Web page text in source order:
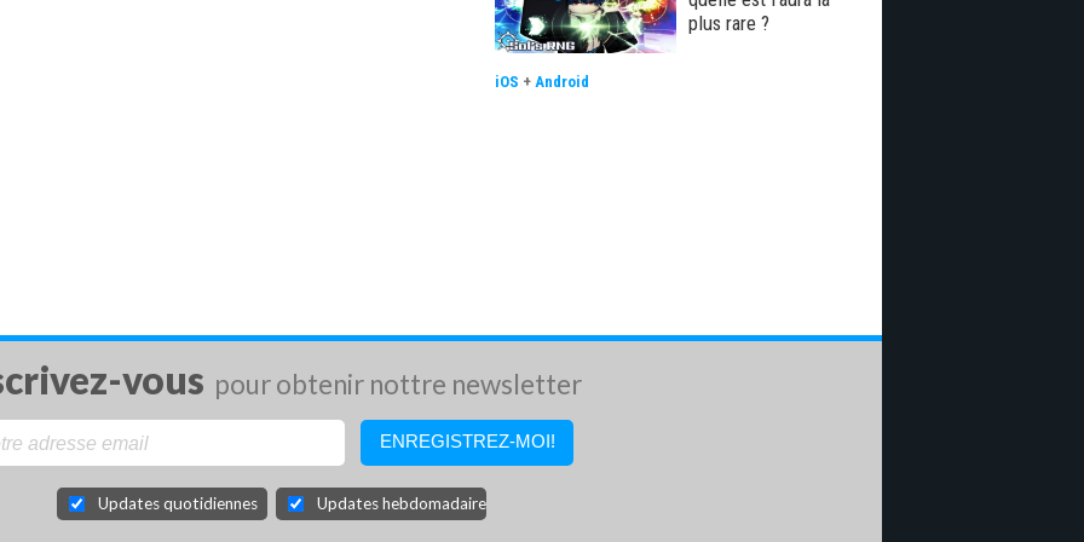
plus rare ?
iOS + Android
vous pour obtenir nottre newsletter
Updates quotidiennes Updates hebdomadaires